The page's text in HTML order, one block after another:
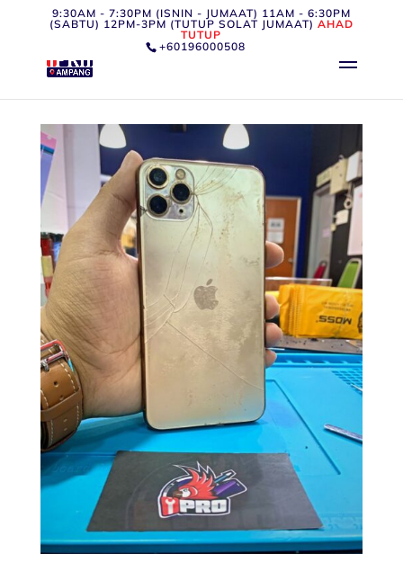
9:30AM - 7:30PM (ISNIN - JUMAAT) 11AM - 6:30PM
(SABTU) 12PM-3PM (TUTUP SOLAT JUMAAT) AHAD
TUTUP
+60196000508